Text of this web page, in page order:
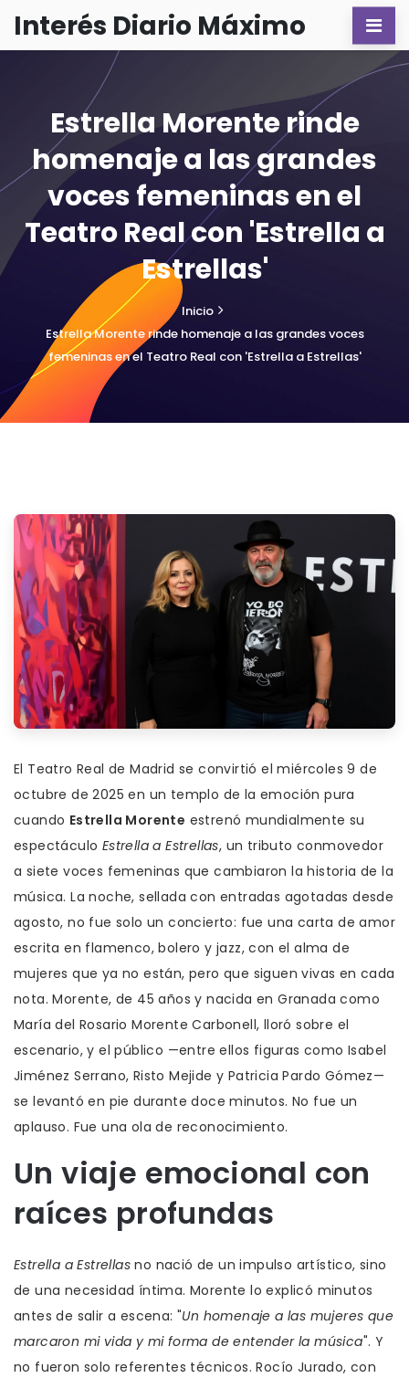
Interés Diario Máximo
Estrella Morente rinde
homenaje a las grandes
voces femeninas en el
Teatro Real con 'Estrella a
Estrellas'
Inicio
Estrella Morente rinde homenaje a las grandes voces
femeninas en el Teatro Real con 'Estrella a Estrellas'
El Teatro Real de Madrid se convirtió el miércoles 9 de
octubre de 2025 en un templo de la emoción pura
cuando Estrella Morente estrenó mundialmente su
espectáculo Estrella a Estrellas, un tributo conmovedor
a siete voces femeninas que cambiaron la historia de la
música. La noche, sellada con entradas agotadas desde
agosto, no fue solo un concierto: fue una carta de amor
escrita en flamenco, bolero y jazz, con el alma de
mujeres que ya no están, pero que siguen vivas en cada
nota. Morente, de 45 años y nacida en Granada como
María del Rosario Morente Carbonell, lloró sobre el
escenario, y el público —entre ellos figuras como Isabel
Jiménez Serrano, Risto Mejide y Patricia Pardo Gómez—
se levantó en pie durante doce minutos. No fue un
aplauso. Fue una ola de reconocimiento.
Un viaje emocional con
raíces profundas
Estrella a Estrellas no nació de un impulso artístico, sino
de una necesidad íntima. Morente lo explicó minutos
antes de salir a escena: "Un homenaje a las mujeres que
marcaron mi vida y mi forma de entender la música". Y
no fueron solo referentes técnicos. Rocío Jurado, con